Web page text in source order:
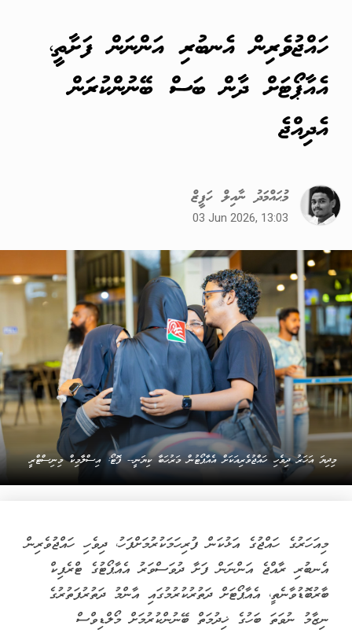
ހައްޖުވެރިން އެނބުރި އަންނަން ފަށާތީ،
އެއާޕޯޓަށް ދާން ބަސް ބޭނުންކުރަން
އެދިއްޖެ
މުޙައްމަދު ނާއިލް ހަފީޒް
03 Jun 2026, 13:03
މިދިޔަ އަހަރު ދިވެހި ހައްޖުވެރިއަކަށް އެއާޕޯޓުން މަރުހަބާ ކިޔަނީ-- ފޮޓޯ: އިސްލާމިކް މިނިސްޓްރީ
މިއަހަރުގެ ހައްޖުގެ އަޅުކަން ފުރިހަމަކުރުމަށްފަހު، ދިވެހި ހައްޖުވެރިން
އެނބުރި ރާއްޖެ އަންނަން ފަށާ ދުވަސްވަރު އެއާޕޯޓުގެ ޓްރެފިކް
ބާރުބޮޑުވާނެތީ، އެއާޕޯޓަށް ދަތުރުކުރުމުގައި އާންމު ދަތުރުފަތުރުގެ
ނިޒާމު ނުވަތަ ބަހުގެ ޚިދުމަތް ބޭނުންކުރުމަށް މޯލްޑިވްސް